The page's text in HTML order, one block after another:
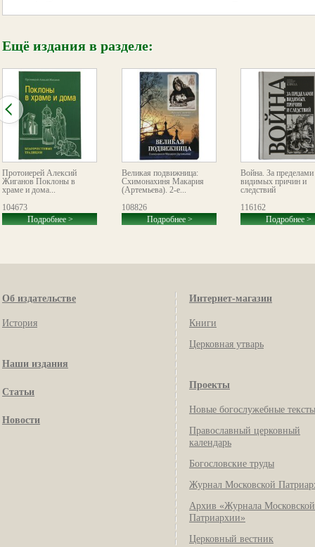
Ещё издания в разделе:
Протоиерей Алексий
Жиганов Поклоны в
храме и дома...
104673
Подробнее >
Великая подвижница:
Схимонахиня Макария
(Артемьева). 2-е...
108826
Подробнее >
Война. За пределами
видимых причин и
следствий
116162
Подробнее >
Об издательстве
История
Наши издания
Статьи
Новости
Интернет-магазин
Книги
Церковная утварь
Проекты
Новые богослужебные тексты
Православный церковный
календарь
Богословские труды
Журнал Московской
Архив «Журнала Московской
Патриархии»
Церковный вестник